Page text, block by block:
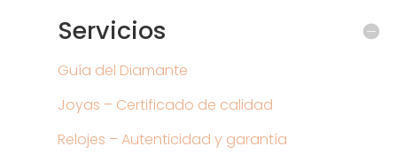
Servicios
Guía del Diamante
Joyas – Certificado de calidad
Relojes – Autenticidad y garantía